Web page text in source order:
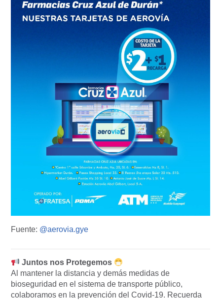
Fuente: @aerovia.gye
Juntos nos Protegemos
Al mantener la distancia y demás medidas de
bioseguridad en el sistema de transporte público,
colaboramos en la prevención del Covid-19. Recuerda